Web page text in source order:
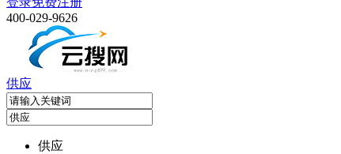
400-029-9626
供应
供应